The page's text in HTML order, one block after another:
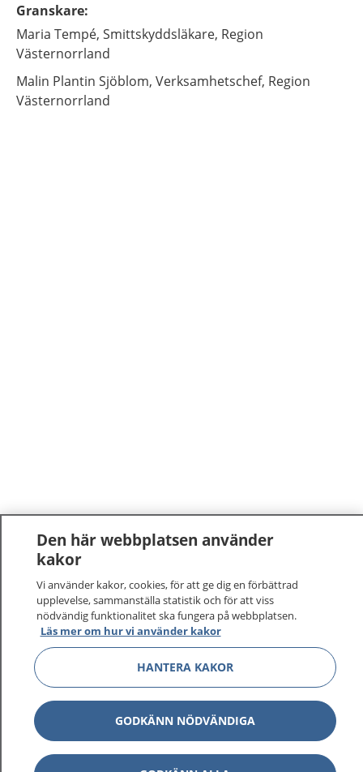
Granskare:
Maria Tempé, Smittskyddsläkare, Region
Västernorrland
Malin Plantin Sjöblom, Verksamhetschef, Region
Västernorrland
1177–tryggt om din hälsa och vård
På 1177.se får du råd om hälsa och information om
sjukdomar och vilka mottagningar du kan kontakta.
Logga in för att läsa din journal och göra dina
vårdärenden. Ring telefonnummer 1177 för
1177 ger dig råd när du vill må bättre.
Den här webbplatsen använder
kakor
Vi använder kakor, cookies, för att ge dig en förbättrad
upplevelse, sammanställa statistik och för att viss
nödvändig funktionalitet ska fungera på webbplatsen.
Läs mer om hur vi använder kakor
HANTERA KAKOR
GODKÄNN NÖDVÄNDIGA